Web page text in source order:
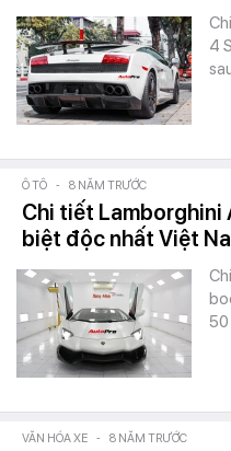
4
Ô TÔ - 8 NĂM TRƯỚC
Chi tiết Lamborghini
biệt độc nhất Việt
VĂN HÓA XE - 8 NĂM TRƯỚC